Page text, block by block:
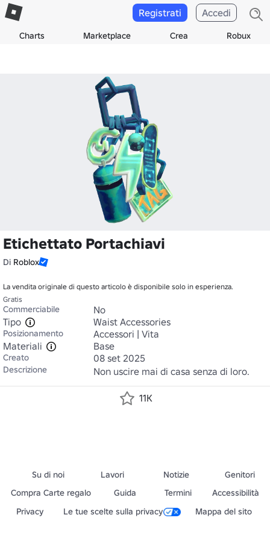
Charts Marketplace Crea Robux
Registrati Accedi
Etichettato Portachiavi
Di Roblox
La vendita originale di questo articolo è disponibile solo in esperienza.
Gratis
Commerciabile
No
Tipo
Waist Accessories
Posizionamento
Accessori | Vita
Materiali
Base
Creato 08 set 2025
Descrizione Non uscire mai di casa senza di loro.
11K
Su di noi Lavori Notizie
Genitori
Compra Carte regalo
Guida Termini
Accessibilità
Privacy
Le tue scelte sulla privacy Mappa del sito